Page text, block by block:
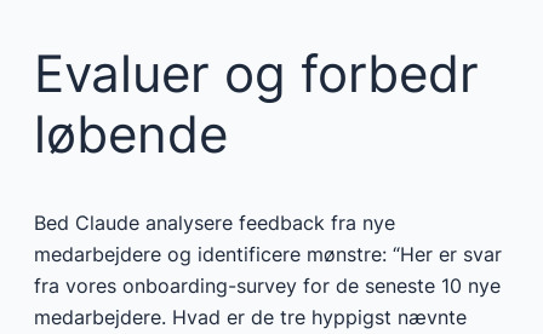
Evaluer og forbedr
løbende
Bed Claude analysere feedback fra nye
medarbejdere og identificere mønstre: “Her er svar
fra vores onboarding-survey for de seneste 10 nye
medarbejdere. Hvad er de tre hyppigst nævnte